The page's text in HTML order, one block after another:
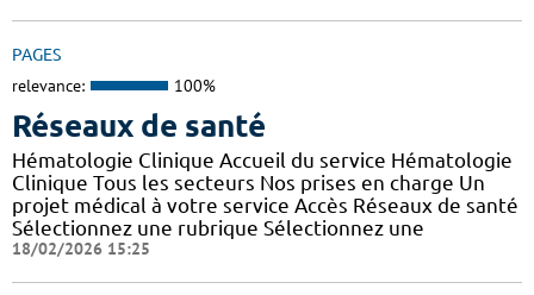
PAGES
relevance: 100%
Réseaux de santé
Hématologie Clinique Accueil du service Hématologie
Clinique Tous les secteurs Nos prises en charge Un
projet médical à votre service Accès Réseaux de santé
Sélectionnez une rubrique Sélectionnez une
18/02/2026 15:25